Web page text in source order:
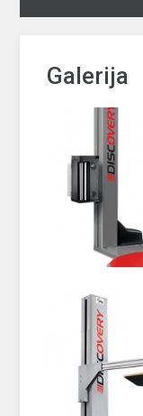
Galerija